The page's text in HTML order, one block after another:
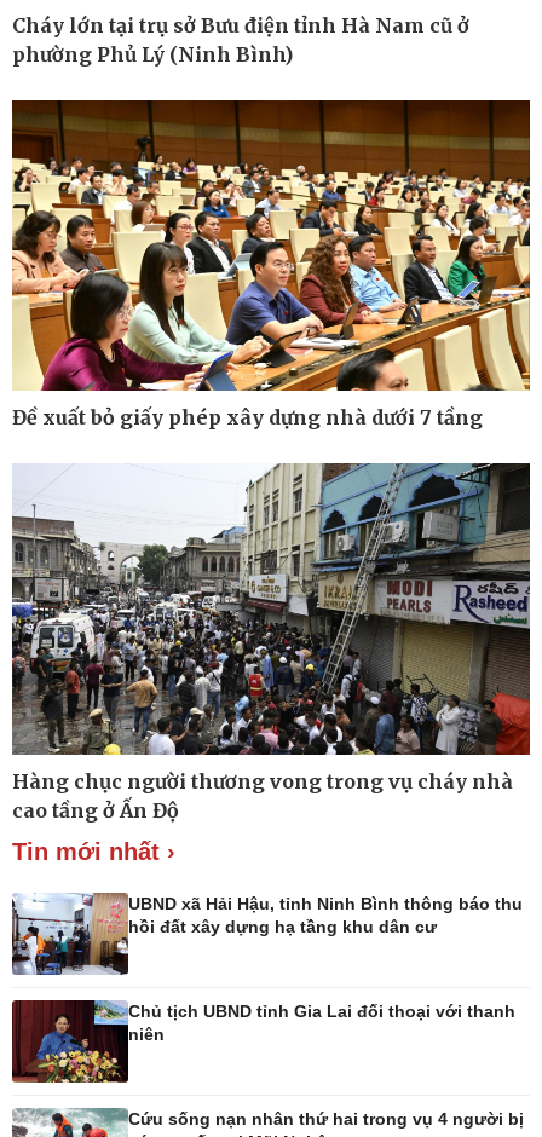
Kinh tế
Bất động sản
Khởi nghiệp
Thị trường
Giá vàng
Tiêu dùng
Tỷ giá
Chứng khoán
Giá cà phê
Pháp luật
Vụ án
Tin nóng
Tư vấn luật
Thể thao
Pickleball
Bóng đá quốc tế
Bóng đá Việt Nam
Thế giới thể thao
Lịch thi đấu bóng đá
eSports
Hậu trường
Ô tô - Xe máy
Ô tô
Xe máy
Tư vấn
Doanh nghiệp 24h
Cháy lớn tại trụ sở Bưu điện tỉnh Hà Nam cũ ở
phường Phủ Lý (Ninh Bình)
Đề xuất bỏ giấy phép xây dựng nhà dưới 7 tầng
Hàng chục người thương vong trong vụ cháy nhà
cao tầng ở Ấn Độ
Tin mới nhất ›
UBND xã Hải Hậu, tỉnh Ninh Bình thông báo thu
hồi đất xây dựng hạ tầng khu dân cư
Chủ tịch UBND tỉnh Gia Lai đối thoại với thanh
niên
Cứu sống nạn nhân thứ hai trong vụ 4 người bị